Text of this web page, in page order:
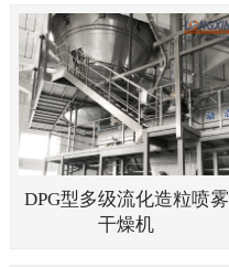
DPG型多级流化造粒喷雾
干燥机